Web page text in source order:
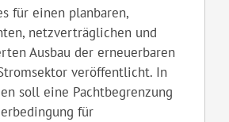
für einen planbaren,
netzverträglichen und
Ausbau der erneuerbaren
veröffentlicht. In
soll eine Pachtbegrenzung
für